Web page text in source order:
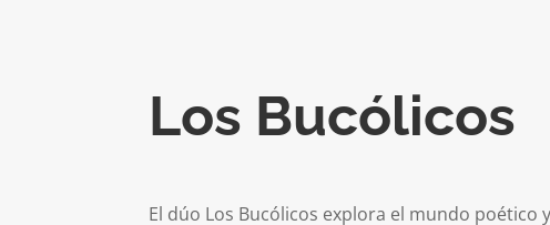
Los Bucólicos
El dúo Los Bucólicos explora el mundo poético